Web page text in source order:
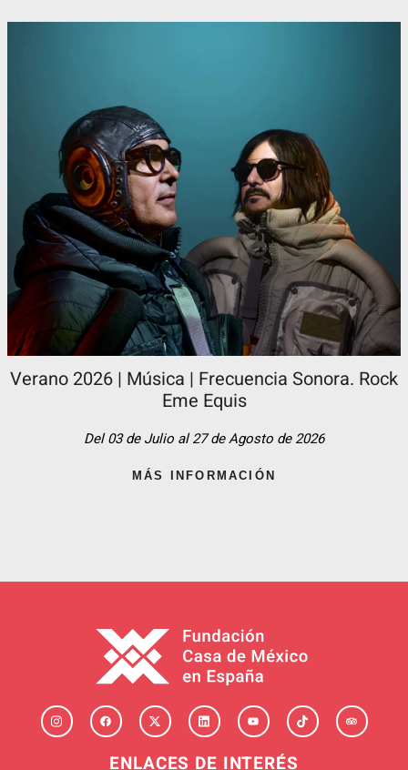
Verano 2026 | Música | Frecuencia Sonora. Rock
Eme Equis
Del 03 de Julio al 27 de Agosto de 2026
MÁS INFORMACIÓN
ENLACES DE INTERÉS